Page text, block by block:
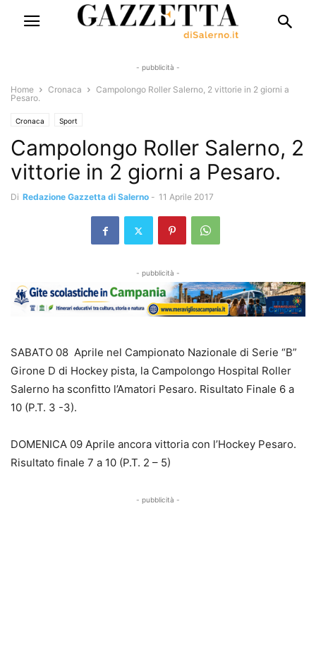
- pubblicità -
Home Cronaca
Campolongo Roller Salerno, 2 vittorie in 2 giorni a
Pesaro.
Cronaca Sport
Campolongo Roller Salerno, 2
vittorie in 2 giorni a Pesaro.
Di Redazione Gazzetta di Salerno - 11 Aprile 2017
- pubblicità -
SABATO 08 Aprile nel Campionato Nazionale di Serie “B”
Girone D di Hockey pista, la Campolongo Hospital Roller
Salerno ha sconfitto l’Amatori Pesaro. Risultato Finale 6 a
10 (P.T. 3 -3).
DOMENICA 09 Aprile ancora vittoria con l’Hockey Pesaro.
Risultato finale 7 a 10 (P.T. 2 – 5)
- pubblicità -